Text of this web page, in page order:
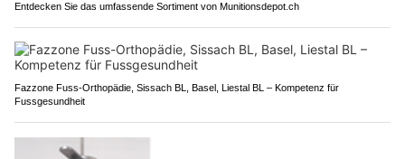
Entdecken Sie das umfassende Sortiment von Munitionsdepot.ch
Fazzone Fuss-Orthopädie, Sissach BL, Basel, Liestal BL – Kompetenz für
Fussgesundheit